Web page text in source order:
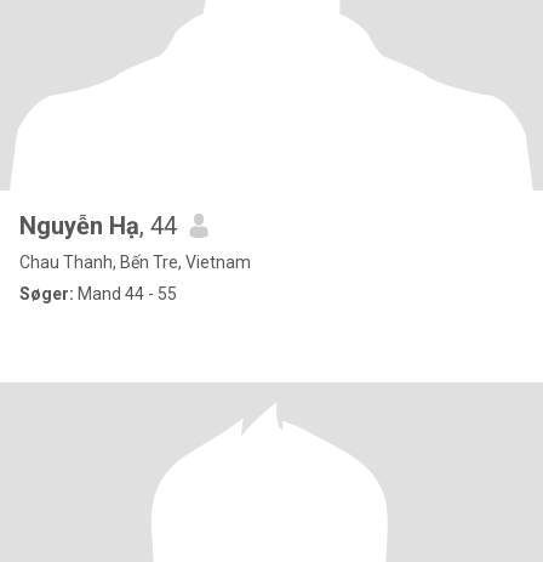
Nguyễn Hạ, 44
Chau Thanh, Bến Tre, Vietnam
Søger: Mand 44 - 55